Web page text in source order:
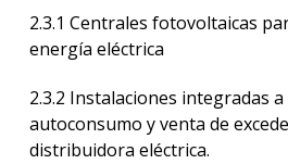
2.3.1 Centrales fotovoltaicas
energía eléctrica
2.3.2 Instalaciones integradas
autoconsumo y venta de
distribuidora eléctrica.